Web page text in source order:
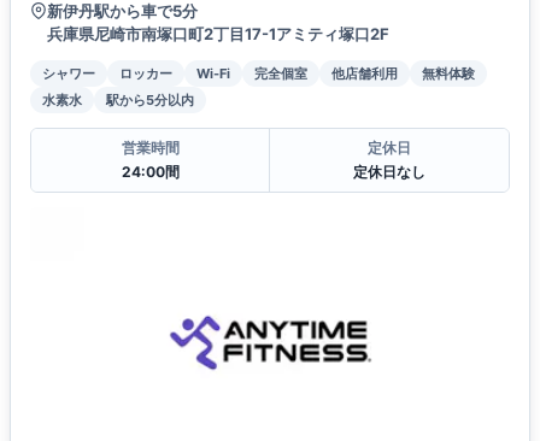
新伊丹駅から車で5分
兵庫県尼崎市南塚口町2丁目17-1アミティ塚口2F
シャワー ロッカー Wi-Fi 完全個室 他店舗利用
無料体験
水素水
駅から5分以内
営業時間
24:00間
定休日
定休日なし